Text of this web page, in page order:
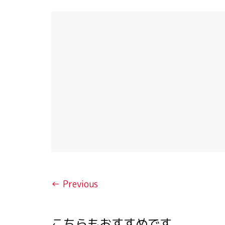
← Previous